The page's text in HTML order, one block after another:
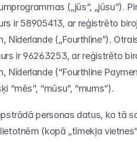
(„jūs”, „jūsu”).
ir 58905413, ar reģistrēto
(„Fourthline”).
ir 96263253, ar reģistrēto
(“Fourthline
“mēs”, “mūsu”, “mums”).
personas datus, ko tā
(kopā „tīmekļa